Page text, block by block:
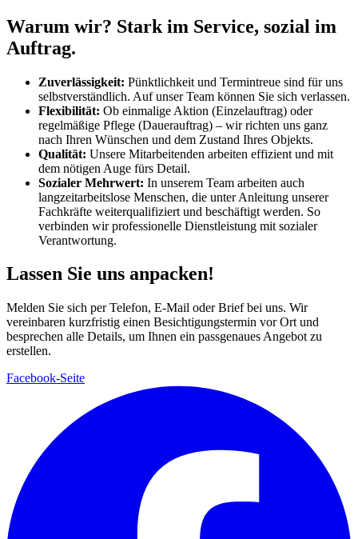
Warum wir? Stark im Service, sozial im
Auftrag.
Zuverlässigkeit: Pünktlichkeit und Termintreue sind für uns
selbstverständlich. Auf unser Team können Sie sich verlassen.
Flexibilität: Ob einmalige Aktion (Einzelauftrag) oder
regelmäßige Pflege (Dauerauftrag) – wir richten uns ganz
nach Ihren Wünschen und dem Zustand Ihres Objekts.
Qualität: Unsere Mitarbeitenden arbeiten effizient und mit
dem nötigen Auge fürs Detail.
Sozialer Mehrwert: In unserem Team arbeiten auch
langzeitarbeitslose Menschen, die unter Anleitung unserer
Fachkräfte weiterqualifiziert und beschäftigt werden. So
verbinden wir professionelle Dienstleistung mit sozialer
Verantwortung.
Lassen Sie uns anpacken!
Melden Sie sich per Telefon, E-Mail oder Brief bei uns. Wir
vereinbaren kurzfristig einen Besichtigungstermin vor Ort und
besprechen alle Details, um Ihnen ein passgenaues Angebot zu
erstellen.
Facebook-Seite